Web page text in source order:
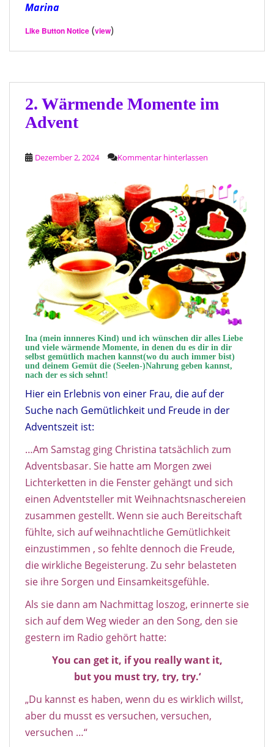
Marina
Like Button Notice (view)
2. Wärmende Momente im
Advent
Dezember 2, 2024 Kommentar hinterlassen
Ina (mein innneres Kind) und ich wünschen dir alles Liebe
und viele wärmende Momente, in denen du es dir in dir
selbst gemütlich machen kannst(wo du auch immer bist)
und deinem Gemüt die (Seelen-)Nahrung geben kannst,
nach der es sich sehnt!
Hier ein Erlebnis von einer Frau, die auf der
Suche nach Gemütlichkeit und Freude in der
Adventszeit ist:
…Am Samstag ging Christina tatsächlich zum
Adventsbasar. Sie hatte am Morgen zwei
Lichterketten in die Fenster gehängt und sich
einen Adventsteller mit Weihnachtsnaschereien
zusammen gestellt. Wenn sie auch Bereitschaft
fühlte, sich auf weihnachtliche Gemütlichkeit
einzustimmen , so fehlte dennoch die Freude,
die wirkliche Begeisterung. Zu sehr belasteten
sie ihre Sorgen und Einsamkeitsgefühle.
Als sie dann am Nachmittag loszog, erinnerte sie
sich auf dem Weg wieder an den Song, den sie
gestern im Radio gehört hatte:
You can get it, if you really want it,
but you must try, try, try.‘
„Du kannst es haben, wenn du es wirklich willst,
aber du musst es versuchen, versuchen,
versuchen …“